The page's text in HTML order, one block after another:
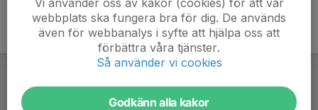
webbplats ska fungera bra för dig. De används
även för webbanalys i syfte att hjälpa oss att
förbättra våra tjänster.
Så använder vi cookies
Godkänn alla kakor